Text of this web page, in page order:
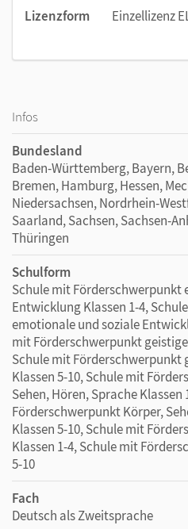
Lizenzform
Einzellizenz
Infos
Bundesland
Baden-Württemberg, Bayern,
Bremen, Hamburg, Hessen,
Niedersachsen, Nordrhein-
Saarland, Sachsen, Sachsen-
Thüringen
Schulform
Schule mit Förderschwerpunkt
Entwicklung Klassen 1-4,
emotionale und soziale
mit Förderschwerpunkt
Schule mit Förderschwerpunkt
Klassen 5-10, Schule mit
Sehen, Hören, Sprache Klassen
Förderschwerpunkt Körper,
Klassen 5-10, Schule mit
Klassen 1-4, Schule mit
5-10
Fach
Deutsch als Zweitsprache